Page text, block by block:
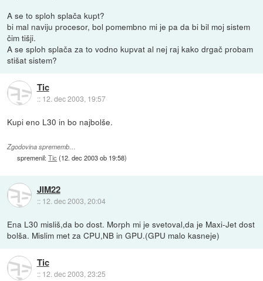
A se to sploh splača kupt?
bi mal naviju procesor, bol pomembno mi je pa da bi bil moj sistem
čim tišji.
A se sploh splača za to vodno kupvat al nej raj kako drgač probam
stišat sistem?
Tic
:: 12. dec 2003, 19:57
Kupi eno L30 in bo najbolše.
Zgodovina sprememb…
spremenil:Tic (12. dec 2003 ob 19:58)
JIM22
:: 12. dec 2003, 20:04
Ena L30 misliš,da bo dost. Morph mi je svetoval,da je Maxi-Jet dost
bolša. Mislim met za CPU,NB in GPU.(GPU malo kasneje)
Tic
:: 12. dec 2003, 23:25